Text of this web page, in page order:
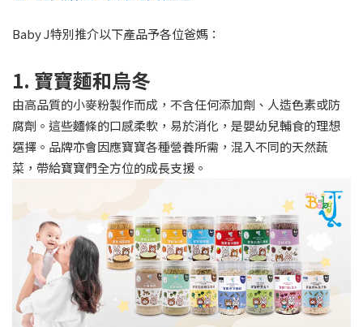
Baby J特別推介以下產品予各位爸媽：
1. 寶寶麵和烏冬
由高品質的小麥粉製作而成，不含任何添加劑、人造色素或防
腐劑。這些麵條的口感柔軟，易於消化，是嬰幼兒輔食的理想
選擇。品牌亦會因應寶寶各種營養所需，混入不同的天然蔬
菜，帶給寶寶們全方位的成長支援。